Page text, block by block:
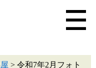
> 令和7年2月フォト